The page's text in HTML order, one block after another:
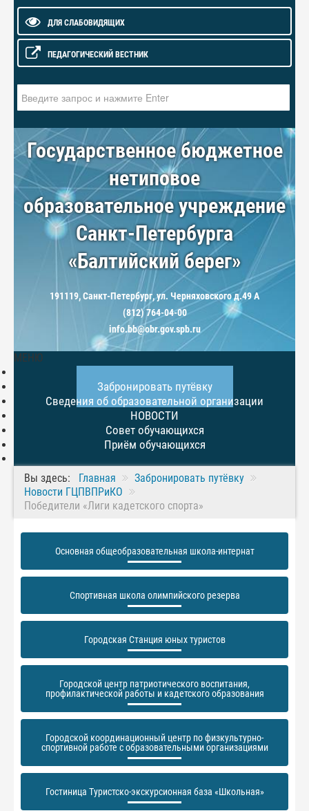
ДЛЯ СЛАБОВИДЯЩИХ
ПЕДАГОГИЧЕСКИЙ ВЕСТНИК
Государственное бюджетное
нетиповое
образовательное учреждение
Санкт-Петербурга
«Балтийский берег»
191119, Санкт-Петербург, ул. Черняховского д.49 А
(812) 764-04-00
info.bb@obr.gov.spb.ru
МЕНЮ
Забронировать путёвку
Сведения об образовательной организации
НОВОСТИ
Совет обучающихся
Приём обучающихся
Вы здесь: Главная
Забронировать путёвку
Новости ГЦПВПРиКО
Победители «Лиги кадетского спорта»
Основная общеобразовательная школа-интернат
Спортивная школа олимпийского резерва
Городская Станция юных туристов
Городской центр патриотического воспитания,
профилактической работы и кадетского образования
Городской координационный центр по физкультурно-
спортивной работе с образовательными организациями
Гостиница Туристско-экскурсионная база «Школьная»